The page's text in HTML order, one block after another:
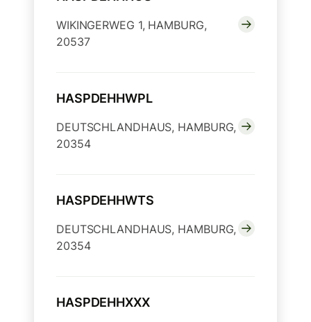
WIKINGERWEG 1, HAMBURG,
20537
HASPDEHHWPL
DEUTSCHLANDHAUS, HAMBURG,
20354
HASPDEHHWTS
DEUTSCHLANDHAUS, HAMBURG,
20354
HASPDEHHXXX